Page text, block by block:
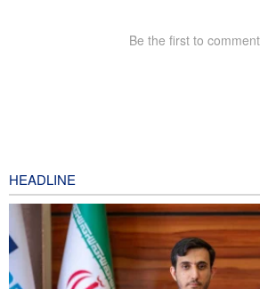
HEADLINE